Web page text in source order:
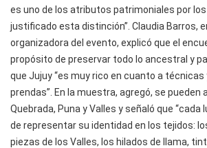
es uno de los atributos patrimoniales por
justificado esta distinción”. Claudia Barros,
organizadora del evento, explicó que el
propósito de preservar todo lo ancestral y
que Jujuy “es muy rico en cuanto a técnicas
prendas”. En la muestra, agregó, se pueden
Quebrada, Puna y Valles y señaló que
de representar su identidad en los tejidos:
piezas de los Valles, los hilados de llama,